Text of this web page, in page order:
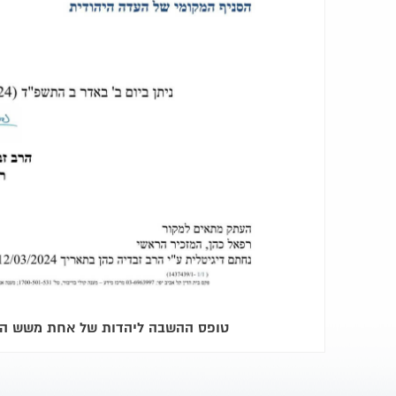
טופס ההשבה ליהדות של אחת משש